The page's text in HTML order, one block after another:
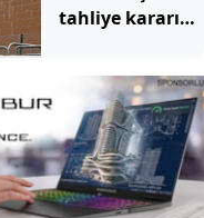
tahliye kararı